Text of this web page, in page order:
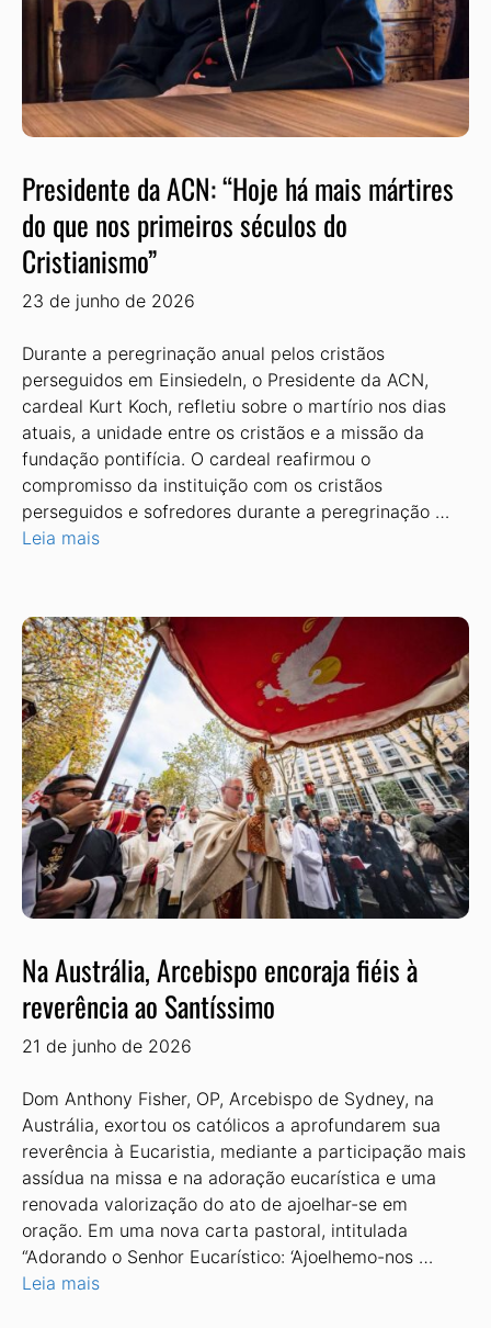
Presidente da ACN: “Hoje há mais mártires
do que nos primeiros séculos do
Cristianismo”
23 de junho de 2026
Durante a peregrinação anual pelos cristãos
perseguidos em Einsiedeln, o Presidente da ACN,
cardeal Kurt Koch, refletiu sobre o martírio nos dias
atuais, a unidade entre os cristãos e a missão da
fundação pontifícia. O cardeal reafirmou o
compromisso da instituição com os cristãos
perseguidos e sofredores durante a peregrinação …
Leia mais
Na Austrália, Arcebispo encoraja fiéis à
reverência ao Santíssimo
21 de junho de 2026
Dom Anthony Fisher, OP, Arcebispo de Sydney, na
Austrália, exortou os ca­tólicos a aprofundarem sua
reverência à Eucaristia, mediante a participação mais
assídua na missa e na adoração eucarísti­ca e uma
renovada valorização do ato de ajoelhar-se em
oração. Em uma nova carta pastoral, intitulada
“Adorando o Senhor Eucarístico: ‘Ajoelhe­mo-nos …
Leia mais